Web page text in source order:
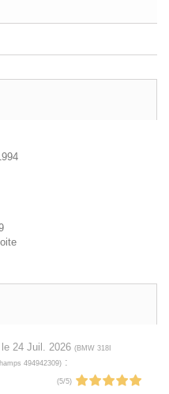
24 Juil. 2026 (BMW 318I
494942309) :
(5/5)